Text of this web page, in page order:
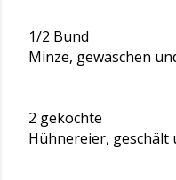
1/2 Bund
Minze, gewaschen
2 gekochte
Hühnereier, geschält